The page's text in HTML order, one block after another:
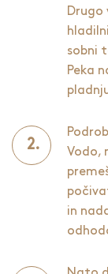
Drugo
sobni
Peka
Vodo,
in